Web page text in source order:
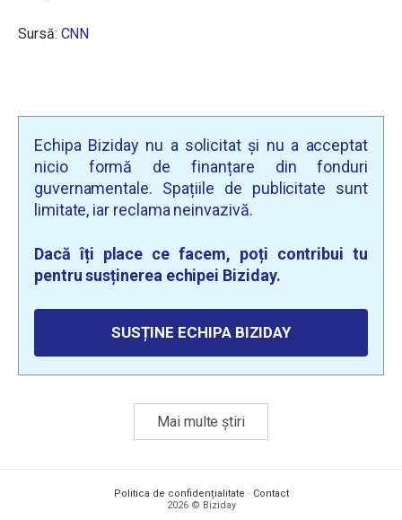
Sursă: CNN
Echipa Biziday nu a solicitat și nu a acceptat
nicio formă de finanțare din fonduri
guvernamentale. Spațiile de publicitate sunt
limitate, iar reclama neinvazivă.
Dacă îți place ce facem, poți contribui tu
pentru susținerea echipei Biziday.
SUSȚINE ECHIPA BIZIDAY
Mai multe știri
Politica de confidențialitate · Contact
2026 © Biziday